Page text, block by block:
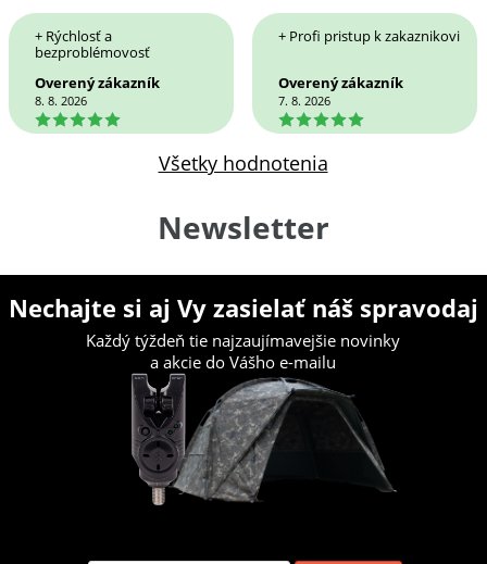
+ Rýchlosť a
bezproblémovosť
Overený zákazník
8. 8. 2026
5
+ Profi pristup k zakaznikovi
Overený zákazník
7. 8. 2026
5
Všetky hodnotenia
Newsletter
Nechajte si aj Vy zasielať náš spravodaj
Každý týždeň tie najzaujímavejšie novinky
a akcie do Vášho e-mailu